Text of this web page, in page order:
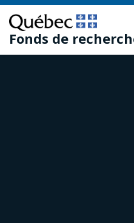
Passer
au
contenu
principal
Passer
au
pied
de
Fonds de